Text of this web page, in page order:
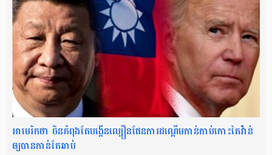
អាមេរិកថា ចិនកំពុងតែបង្កើនល្បឿនផែនការដណ្ដើមកាន់កាប់កោះតៃវ៉ាន់
ឲ្យបានកាន់តែឆាប់